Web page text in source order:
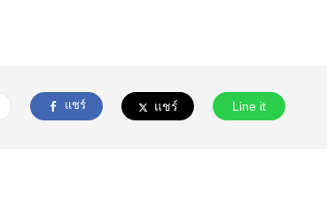
แชร์ แชร์ Line it